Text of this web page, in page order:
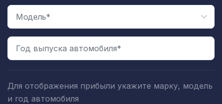
Год выпуска автомобиля*
Для отображения прибыли укажите марку, модель
и год автомобиля